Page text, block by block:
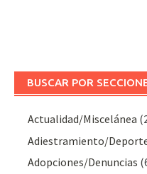
BUSCAR POR
Actualidad/Miscelánea
Adiestramiento/
Adopciones/Denuncias